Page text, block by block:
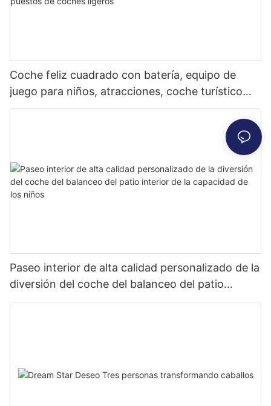
Coche feliz cuadrado con batería, equipo de
juego para niños, atracciones, coche turístico
eléctrico para dos personas, puestos de coches
Paseo interior de alta calidad personalizado de la
diversión del coche del balanceo del patio
interior de la capacidad de los niños